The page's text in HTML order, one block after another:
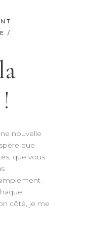
/
nouvelle
que
que vous
côté, je me